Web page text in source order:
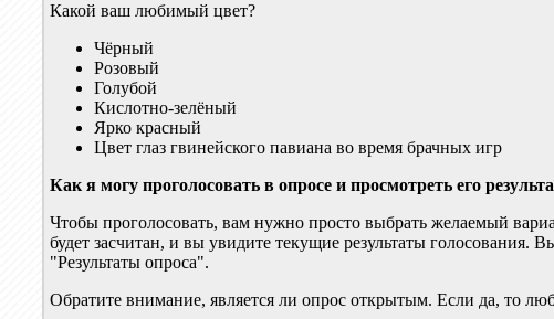
Какой ваш любимый цвет?
Чёрный
Розовый
Голубой
Кислотно-зелёный
Ярко красный
Цвет глаз гвинейского павиана во время брачных игр
Как я могу проголосовать в опросе и просмотреть его
Чтобы проголосовать, вам нужно просто выбрать желаемый
будет засчитан, и вы увидите текущие результаты голосования.
"Результаты опроса".
Обратите внимание, является ли опрос открытым. Если да, то